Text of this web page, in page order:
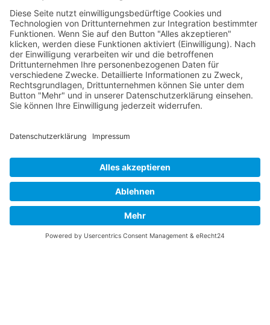
Focke Wulf FW 190
Messerschmitt Bf 109
Messerschmitt Me 163
Messerschmitt Me 262
P-38 Lightning
P-47 Thunderbolt
P-51 Mustang
Impressum
Links